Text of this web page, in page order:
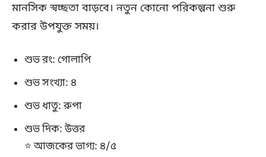
মানসিক স্বচ্ছতা বাড়বে। নতুন কোনো পরিকল্পনা শুরু
করার উপযুক্ত সময়।
শুভ রং: গোলাপি
শুভ সংখ্যা: ৪
শুভ ধাতু: রুপা
শুভ দিক: উত্তর
⭐ আজকের ভাগ্য: ৪/৫